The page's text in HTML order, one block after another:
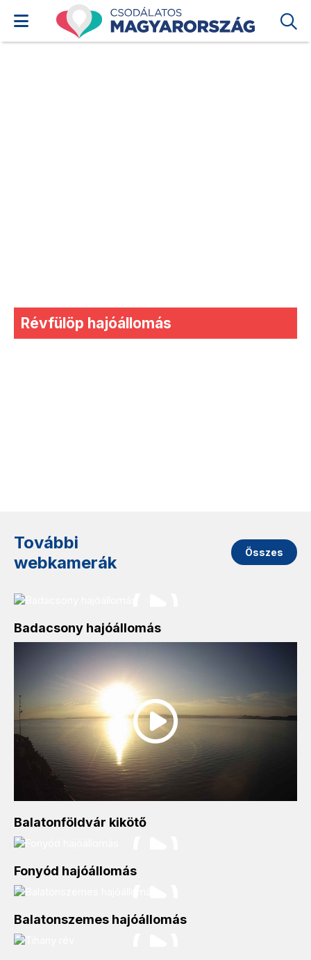
Révfülöp hajóállomás
További
webkamerák
Összes
Badacsony hajóállomás
Balatonföldvár kikötő
Fonyód hajóállomás
Balatonszemes hajóállomás